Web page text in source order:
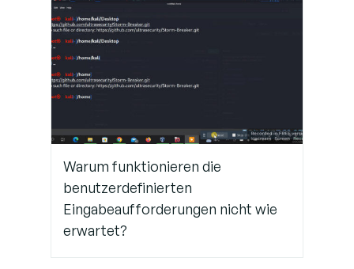
Warum funktionieren die
benutzerdefinierten
Eingabeaufforderungen nicht wie
erwartet?